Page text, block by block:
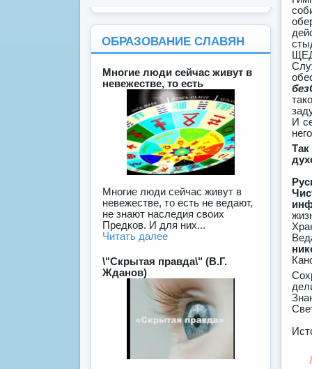
И
ОБРАЗОВАНИЕ СЛАВЯН
Многие люди сейчас живут в
невежестве, то есть
Многие люди сейчас живут в
невежестве, то есть не ведают,
не знают наследия своих
Предков. И для них...
Читать далее
\"Скрытая правда\" (В.Г.
Жданов)